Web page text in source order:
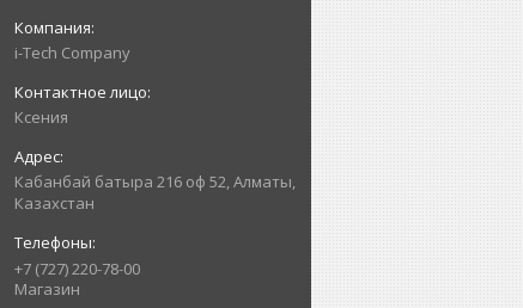
i-Tech Company
Ксения
Кабанбай батыра 216 оф 52, Алматы,
Казахстан
+7 (727) 220-78-00
Магазин